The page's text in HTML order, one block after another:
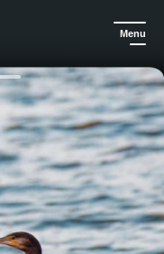
Menu
Wandelen en vogels kijken in het hart van de Moezel